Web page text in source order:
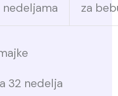
nedeljama
za
32 nedelja